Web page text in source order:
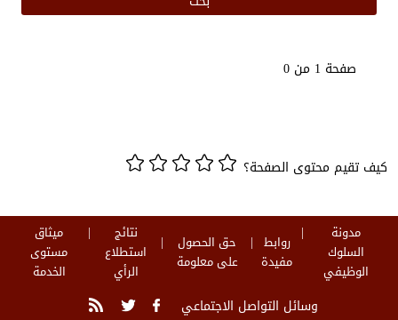
صفحة 1 من 0
كيف تقيم محتوى الصفحة؟
مدونة
السلوك
الوظيفي
روابط
مفيدة
حق الحصول
على معلومة
نتائج
استطلاع
الرأي
ميثاق
مستوى
الخدمة
وسائل التواصل الاجتماعي